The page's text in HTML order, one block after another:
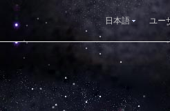
日本語 ユー